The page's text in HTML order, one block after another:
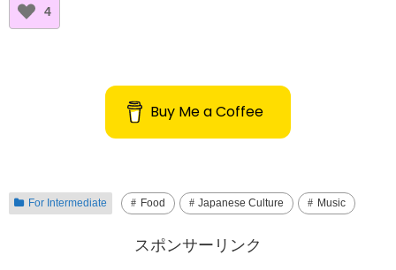
4
Buy Me a Coffee
For Intermediate Food Japanese Culture Music
スポンサーリンク